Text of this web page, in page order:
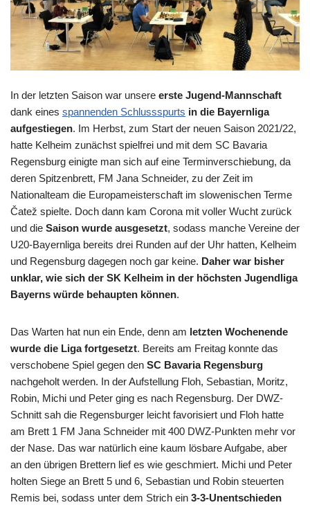
In der letzten Saison war unsere erste Jugend-Mannschaft
dank eines spannenden Schlussspurts in die Bayernliga
aufgestiegen. Im Herbst, zum Start der neuen Saison 2021/22,
hatte Kelheim zunächst spielfrei und mit dem SC Bavaria
Regensburg einigte man sich auf eine Terminverschiebung, da
deren Spitzenbrett, FM Jana Schneider, zu der Zeit im
Nationalteam die Europameisterschaft im slowenischen Terme
Čatež spielte. Doch dann kam Corona mit voller Wucht zurück
und die Saison wurde ausgesetzt, sodass manche Vereine der
U20-Bayernliga bereits drei Runden auf der Uhr hatten, Kelheim
und Regensburg dagegen noch gar keine. Daher war bisher
unklar, wie sich der SK Kelheim in der höchsten Jugendliga
Bayerns würde behaupten können.
Das Warten hat nun ein Ende, denn am letzten Wochenende
wurde die Liga fortgesetzt. Bereits am Freitag konnte das
verschobene Spiel gegen den SC Bavaria Regensburg
nachgeholt werden. In der Aufstellung Floh, Sebastian, Moritz,
Robin, Michi und Peter ging es nach Regensburg. Der DWZ-
Schnitt sah die Regensburger leicht favorisiert und Floh hatte
am Brett 1 FM Jana Schneider mit 400 DWZ-Punkten mehr vor
der Nase. Das war natürlich eine kaum lösbare Aufgabe, aber
an den übrigen Brettern lief es wie geschmiert. Michi und Peter
holten Siege an Brett 5 und 6, Sebastian und Robin steuerten
Remis bei, sodass unter dem Strich ein 3-3-Unentschieden